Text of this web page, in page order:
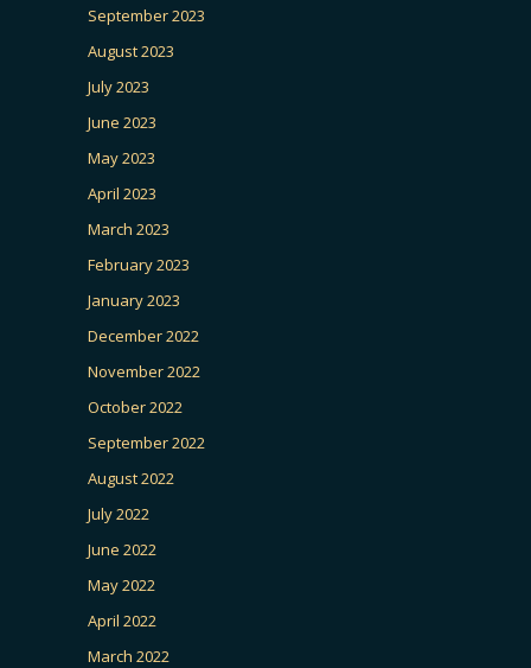
September 2023
August 2023
July 2023
June 2023
May 2023
April 2023
March 2023
February 2023
January 2023
December 2022
November 2022
October 2022
September 2022
August 2022
July 2022
June 2022
May 2022
April 2022
March 2022